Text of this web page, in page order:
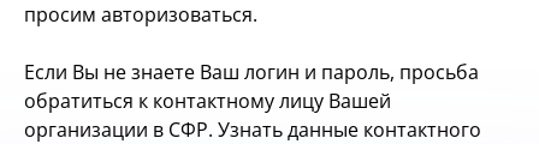
просим авторизоваться.
Если Вы не знаете Ваш логин и пароль, просьба
обратиться к контактному лицу Вашей
организации в СФР. Узнать данные контактного